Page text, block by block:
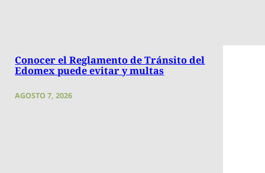
Conocer el Reglamento de Tránsito del
Edomex puede evitar y multas
AGOSTO 7, 2026